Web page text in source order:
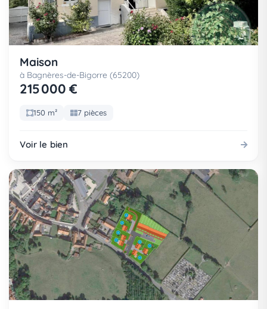
Maison
à Bagnères-de-Bigorre (65200)
215 000 €
150 m² 7 pièces
Voir le bien